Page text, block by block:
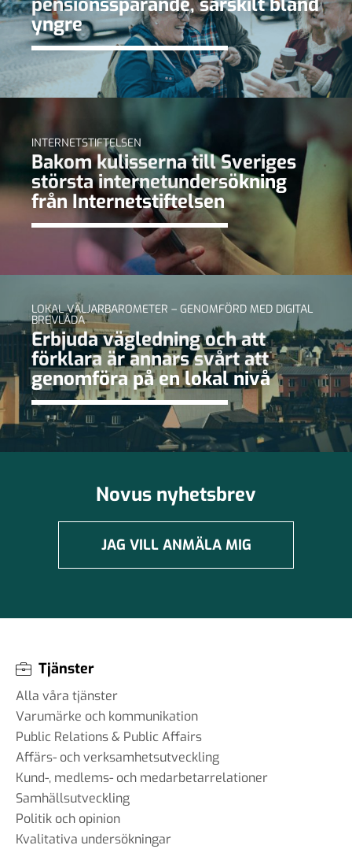
yngre
INTERNETSTIFTELSEN
Bakom kulisserna till Sveriges
största internetundersökning
från Internetstiftelsen
LOKAL VÄLJARBAROMETER – GENOMFÖRD MED DIGITAL
BREVLÅDA
Erbjuda vägledning och att
förklara är annars svårt att
genomföra på en lokal nivå
Novus nyhetsbrev
JAG VILL ANMÄLA MIG
Tjänster
Alla våra tjänster
Varumärke och kommunikation
Public Relations & Public Affairs
Affärs- och verksamhetsutveckling
Kund-, medlems- och medarbetarrelationer
Samhällsutveckling
Politik och opinion
Kvalitativa undersökningar